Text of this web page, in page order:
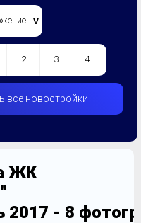
2 3 4+
все новостройки
ЖК
2017 - 8